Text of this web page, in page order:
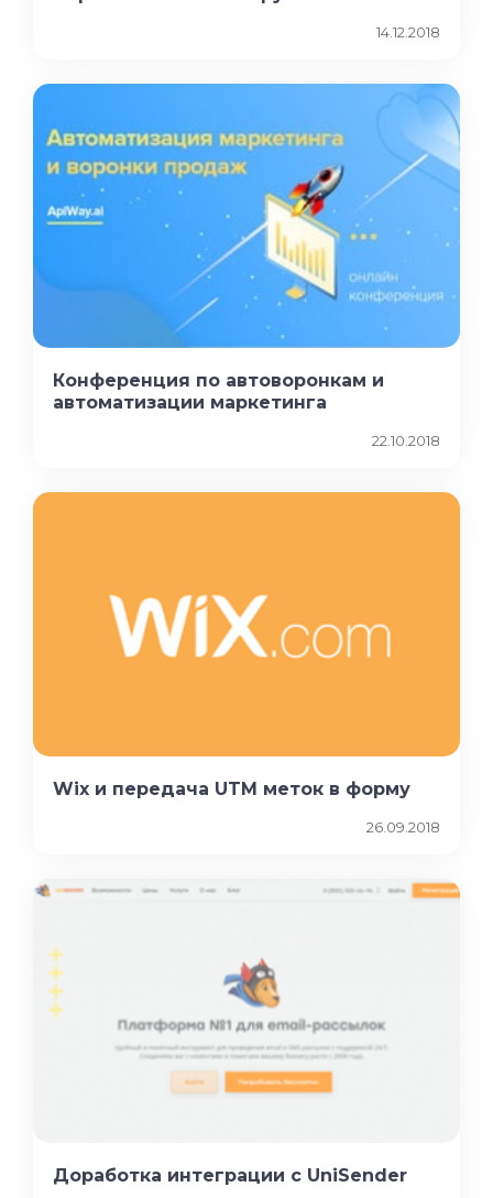
14.12.2018
Конференция по автоворонкам и
автоматизации маркетинга
22.10.2018
Wix и передача UTM меток в форму
26.09.2018
Доработка интеграции с UniSender